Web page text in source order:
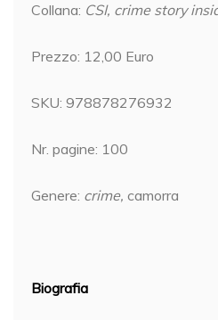
Collana: CSI, crime story
Prezzo: 12,00 Euro
SKU: 978878276932
Nr. pagine: 100
Genere: crime, camorra
Biografia